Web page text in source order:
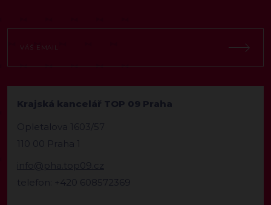
Krajská kancelář TOP 09 Praha
Opletalova 1603/57
110 00 Praha 1
info@pha.top09.cz
telefon: +420 608572369